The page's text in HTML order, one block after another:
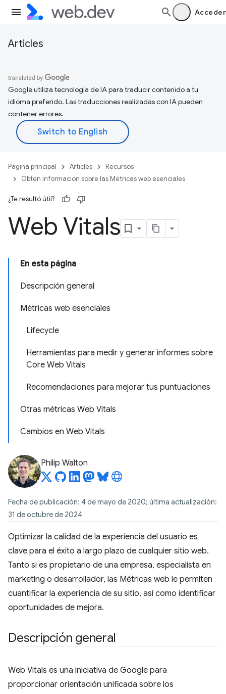
Acceder
Articles
Google utiliza tecnología de IA para traducir contenido a tu
idioma preferido. Las traducciones realizadas con IA pueden
contener errores.
Página principal Articles
Recursos
Obtén información sobre las Métricas web esenciales
¿Te resultó útil?
Web Vitals
En esta página
Descripción general
Métricas web esenciales
Lifecycle
Herramientas para medir y generar informes sobre
Core Web Vitals
Recomendaciones para mejorar tus puntuaciones
Otras métricas Web Vitals
Cambios en Web Vitals
Philip Walton
Fecha de publicación: 4 de mayo de 2020; última actualización:
31 de octubre de 2024
Optimizar la calidad de la experiencia del usuario es
clave para el éxito a largo plazo de cualquier sitio web.
Tanto si es propietario de una empresa, especialista en
marketing o desarrollador, las Métricas web le permiten
cuantificar la experiencia de su sitio, así como identificar
oportunidades de mejora.
Descripción general
Web Vitals es una iniciativa de Google para
proporcionar orientación unificada sobre los